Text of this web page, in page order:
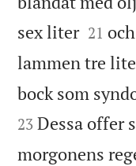
sex liter
21
lammen tre
bock som
23 Dessa offer
morgonens